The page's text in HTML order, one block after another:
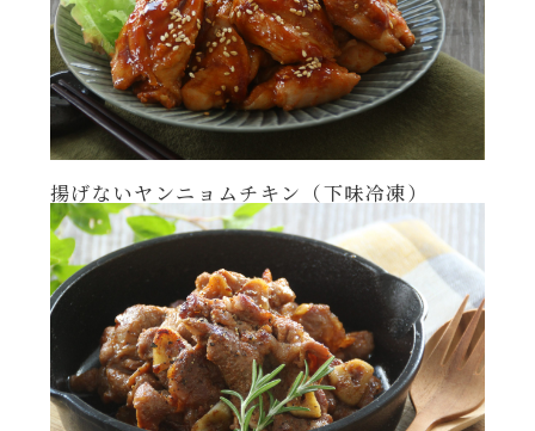
揚げないヤンニョムチキン（下味冷凍）